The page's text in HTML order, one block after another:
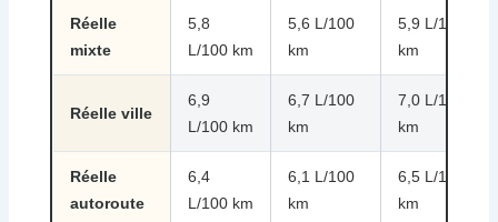
Réelle
mixte
5,8
L/100 km
5,6 L/100
km
5,9 L/100
km
Réelle ville
6,9
L/100 km
6,7 L/100
km
7,0 L/100
km
Réelle
autoroute
6,4
L/100 km
6,1 L/100
km
6,5 L/100
km